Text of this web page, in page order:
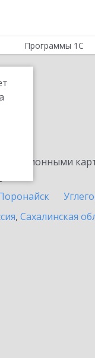
Программы 1С
, Сахалинская